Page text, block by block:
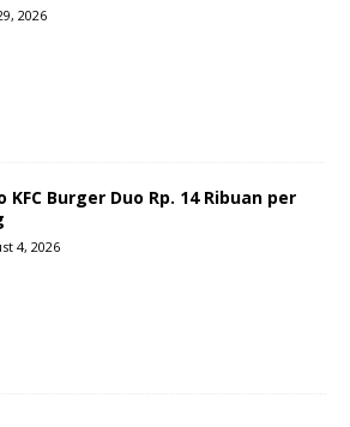
2026
KFC Burger Duo Rp. 14 Ribuan per
4, 2026